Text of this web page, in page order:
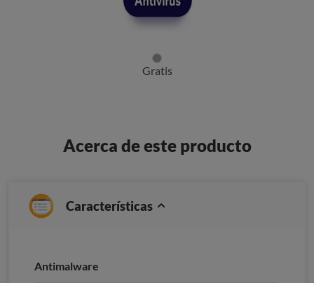
Gratis
Acerca de este producto
Características
Antimalware